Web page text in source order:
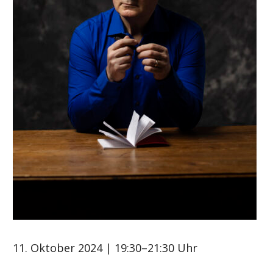
11. Oktober 2024 | 19:30–21:30 Uhr